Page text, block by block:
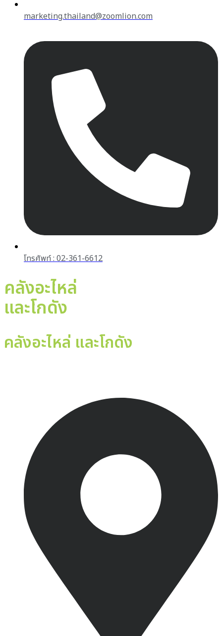
marketing.thailand@zoomlion.com
โทรศัพท์ : 02-361-6612
คลังอะไหล่
และโกดัง
คลังอะไหล่ และโกดัง